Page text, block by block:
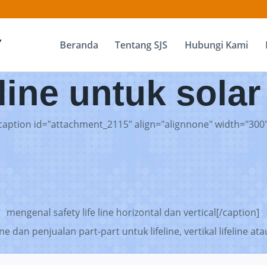
Beranda Tentang SJS Hubungi Kami
untuk
id="attachment_2115" align="alignnone"
mengenal safety life line horizontal dan vertical[/caption]
dan penjualan part-part untuk lifeline, vertikal lifeline